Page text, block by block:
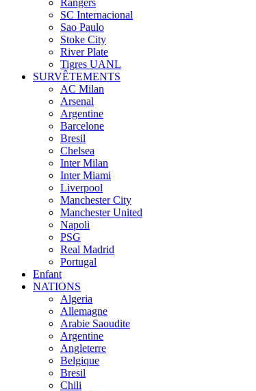
Rangers
SC Internacional
Sao Paulo
Stoke City
River Plate
Tigres UANL
SURVÊTEMENTS
AC Milan
Arsenal
Argentine
Barcelone
Bresil
Chelsea
Inter Milan
Inter Miami
Liverpool
Manchester City
Manchester United
Napoli
PSG
Real Madrid
Portugal
Enfant
NATIONS
Algeria
Allemagne
Arabie Saoudite
Argentine
Angleterre
Belgique
Bresil
Chili